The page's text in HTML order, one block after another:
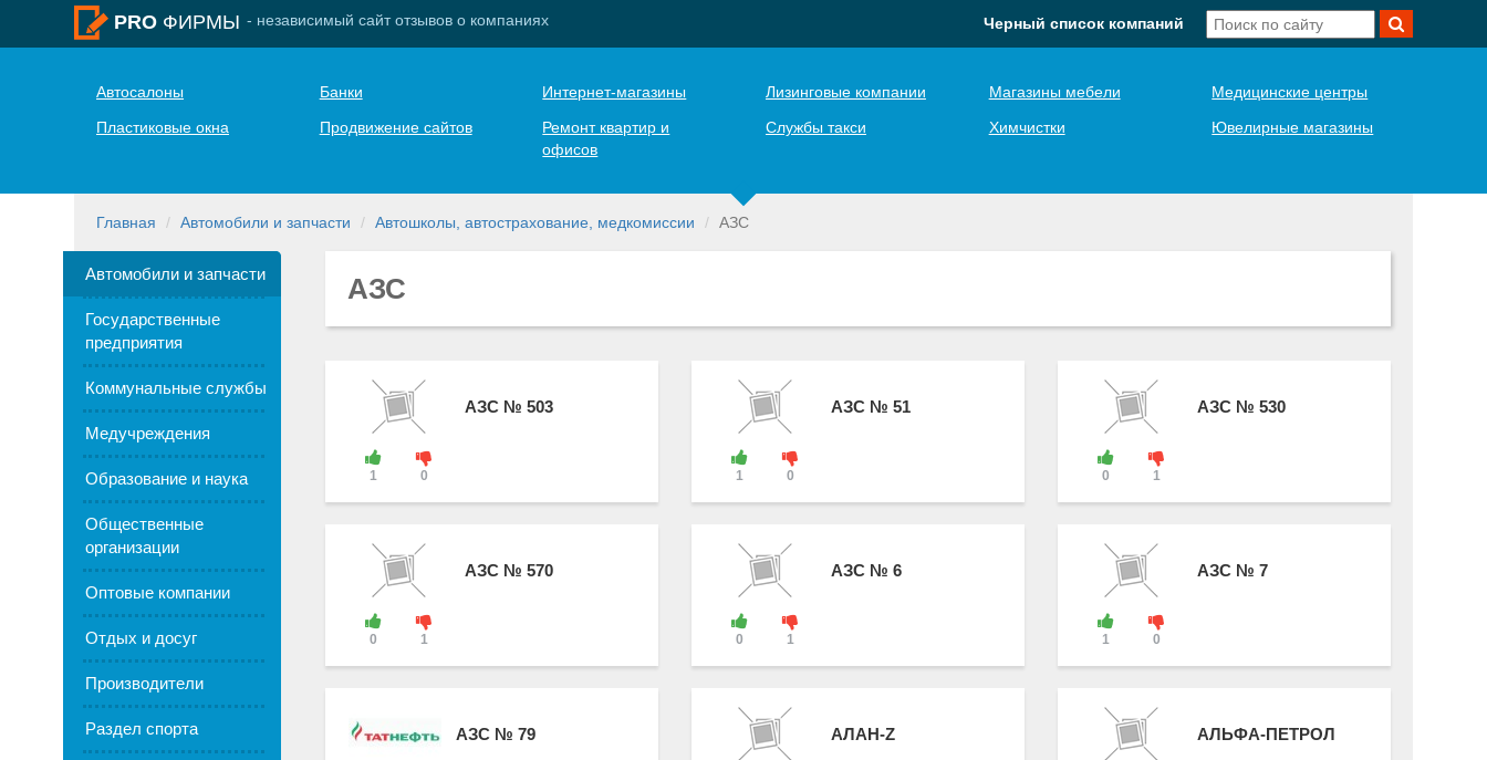
PRO ФИРМЫ - независимый сайт отзывов о компаниях Черный список компаний
Автосалоны Банки Интернет-магазины Лизинговые компании Магазины мебели
Медицинские центры
Пластиковые окна
Продвижение сайтов
Ремонт квартир и
офисов
Службы такси Химчистки Ювелирные магазины
Главная Автомобили и запчасти Автошколы, автострахование, медкомиссии АЗС
Автомобили и запчасти
Государственные
предприятия
Коммунальные службы
Медучреждения
Образование и наука
Общественные
организации
Оптовые компании
Отдых и досуг
Производители
Раздел спорта
АЗС
1 0
АЗС № 503
1 0
АЗС № 51
0 1
АЗС № 530
0 1
АЗС № 570
0 1
АЗС № 6
1 0
АЗС № 7
АЗС № 79 АЛАН-Z АЛЬФА-ПЕТРОЛ